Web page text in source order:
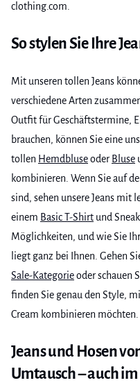
clothing.com.
So stylen Sie Ihre
Mit unseren tollen Jeans
verschiedene Arten
Outfit für Geschäftstermine,
brauchen, können Sie eine
tollen Hemdbluseoder Bluse
kombinieren. Wenn Sie auf
sind, sehen unsere Jeans mit
einem Basic T-Shirt und
Möglichkeiten, und wie Sie
liegt ganz bei Ihnen. Gehen
Sale-Kategorieoder schauen
finden Sie genau den Style,
Cream kombinieren möchten.
Jeans und Hosen
Umtausch – auch im